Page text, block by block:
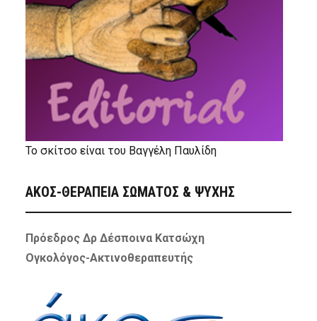
Το σκίτσο είναι του Βαγγέλη Παυλίδη
ΑΚΟΣ-ΘΕΡΑΠΕΙΑ ΣΩΜΑΤΟΣ & ΨΥΧΗΣ
Πρόεδρος Δρ Δέσποινα Κατσώχη
Ογκολόγος-Ακτινοθεραπευτής